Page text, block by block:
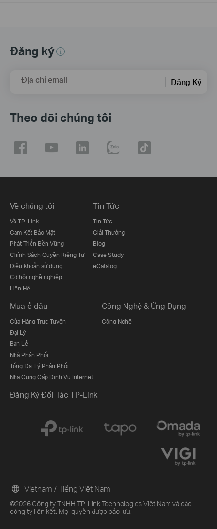
Đăng ký
Địa chỉ email Đăng Ký
Theo dõi chúng tôi
Về chúng tôi
Về TP-Link
Cam Kết Bảo Mật
Phát Triển Bền Vững
Chính Sách Quyền Riêng Tư
Điều khoản sử dụng
Cơ hội nghề nghiệp
Liên Hệ
Tin Tức
Tin Tức
Giải Thưởng
Blog
Case Study
eCatalog
Mua ở đâu
Cửa Hàng Trực Tuyến
Đại Lý
Bán Lẻ
Nhà Phân Phối
Tổng Đại Lý Phân Phối
Nhà Cung Cấp Dịnh Vụ Internet
Công Nghệ & Ứng Dụng
Công Nghệ
Đăng Ký Đối Tác TP-Link
©2026 Công ty TNHH TP-Link Technologies Việt Nam và các
công ty liên kết. Mọi quyền được bảo lưu.
Vietnam / Tiếng Việt Nam